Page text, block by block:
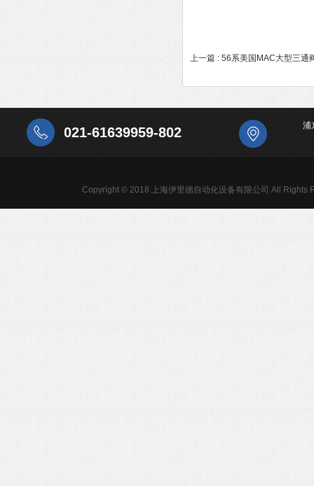
上一篇 : 56系美国MAC大型三通
021-61639959-802 浦
Copyright © 2018 上海伊里德自动化设备有限公司 All Rights